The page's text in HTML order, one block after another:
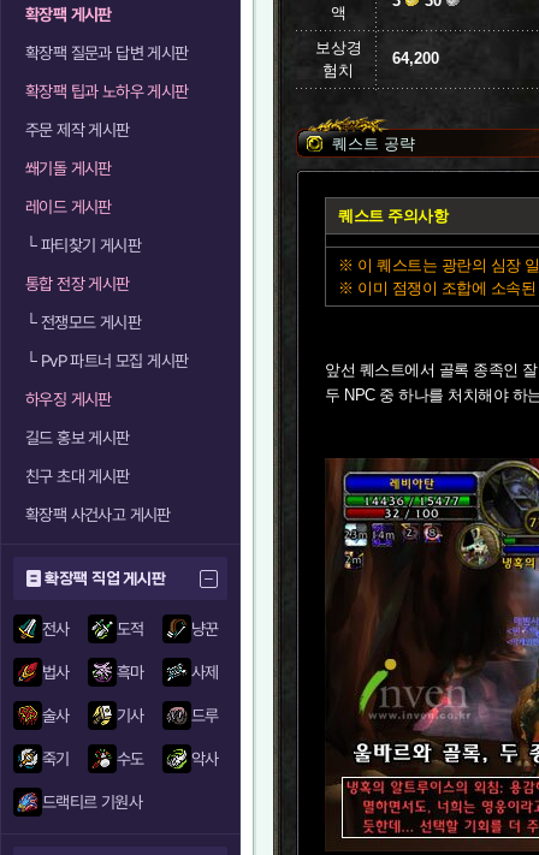
확장팩 게시판
확장팩 질문과 답변 게시판
확장팩 팁과 노하우 게시판
주문 제작 게시판
쐐기돌 게시판
레이드 게시판
└파티찾기 게시판
통합 전장 게시판
└전쟁모드 게시판
└PvP 파트너 모집 게시판
하우징 게시판
길드 홍보 게시판
친구 초대 게시판
확장팩 사건사고 게시판
확장팩 직업 게시판
전사 도적 냥꾼
법사 흑마 사제
술사 기사 드루
죽기 수도 악사
드랙티르 기원사
액
보상경
험치
64,200
퀘스트 공략
퀘스트 주의사항
※ 이 퀘스트는 광란의 심장
※ 이미 점쟁이 조합에 소속
앞선 퀘스트에서 골록 종족인
두 NPC 중 하나를 처치해야 하